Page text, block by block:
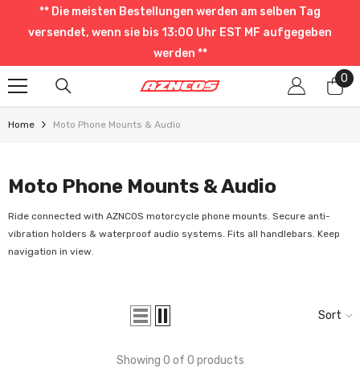
SKIP TO CONTENT
** Die meisten Bestellungen werden am selben Tag
versendet, wenn sie bis 13:00 Uhr EST MF aufgegeben
werden **
0
0
Home Moto Phone Mounts & Audio
Moto Phone Mounts & Audio
Ride connected with AZNCOS motorcycle phone mounts. Secure anti-
vibration holders & waterproof audio systems. Fits all handlebars. Keep
navigation in view.
Sort
Showing 0 of 0 products